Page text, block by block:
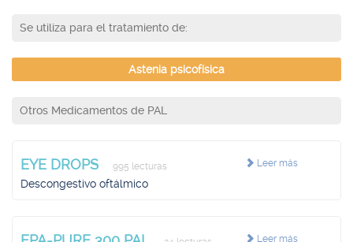
Se utiliza para el tratamiento de:
Astenia psicofísica
Otros Medicamentos de PAL
Leer más
EYE DROPS 995 lecturas
Descongestivo oftálmico
Leer más